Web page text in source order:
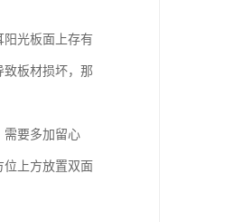
光板面上存有
板材损坏，那
需要多加留心
位上方放置双面